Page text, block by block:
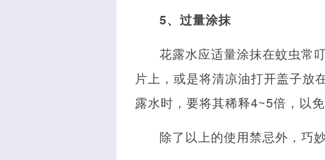
5、过量涂抹
花露水应适量涂抹在蚊虫常
片上，或是将清凉油打开盖子放
露水时，要将其稀释4~5倍，以
除了以上的使用禁忌外，巧